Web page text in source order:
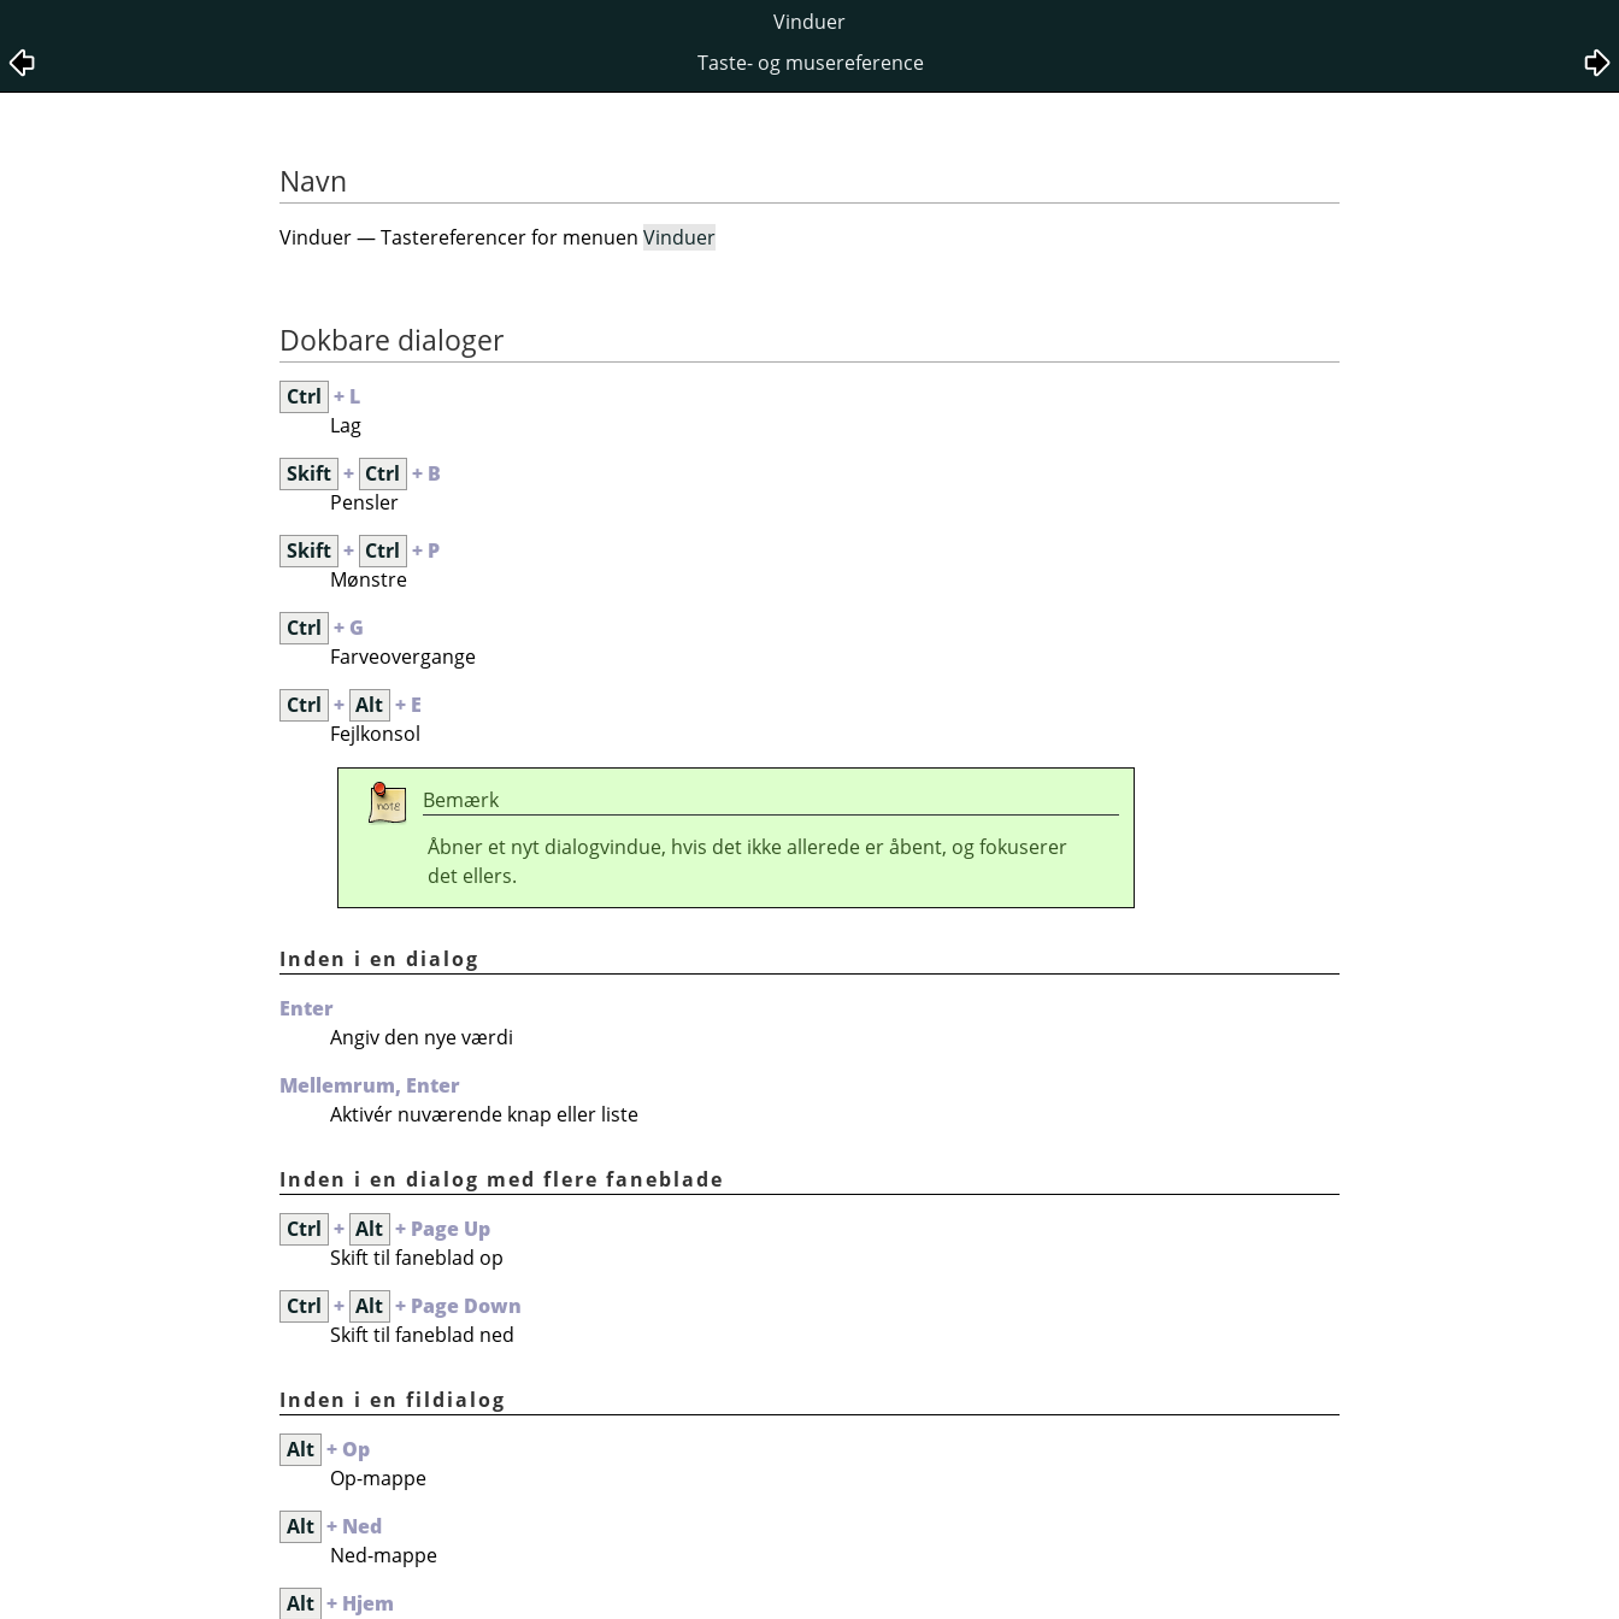
Vinduer
Taste- og musereference
Navn
Vinduer — Tastereferencer for menuen Vinduer
Dokbare dialoger
Ctrl + L
Lag
Skift + Ctrl + B
Pensler
Skift + Ctrl + P
Mønstre
Ctrl + G
Farveovergange
Ctrl + Alt + E
Fejlkonsol
Bemærk
Åbner et nyt dialogvindue, hvis det ikke allerede er åbent, og fokuserer
det ellers.
Inden i en dialog
Enter
Angiv den nye værdi
Mellemrum, Enter
Aktivér nuværende knap eller liste
Inden i en dialog med flere faneblade
Ctrl + Alt + Page Up
Skift til faneblad op
Ctrl + Alt + Page Down
Skift til faneblad ned
Inden i en fildialog
Alt + Op
Op-mappe
Alt + Ned
Ned-mappe
Alt + Hjem